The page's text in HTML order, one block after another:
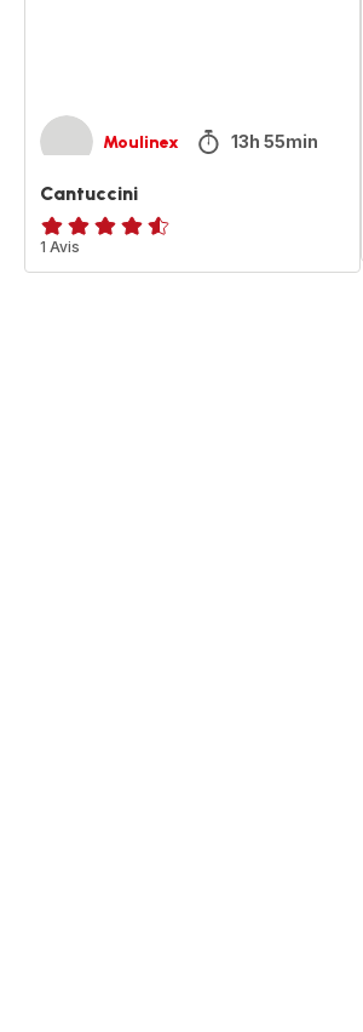
Moulinex 13h 55min
Cantuccini
ratings.4.5
1 Avis